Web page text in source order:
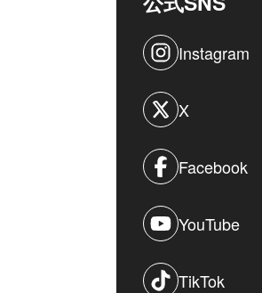
Instagram
X
Facebook
YouTube
TikTok